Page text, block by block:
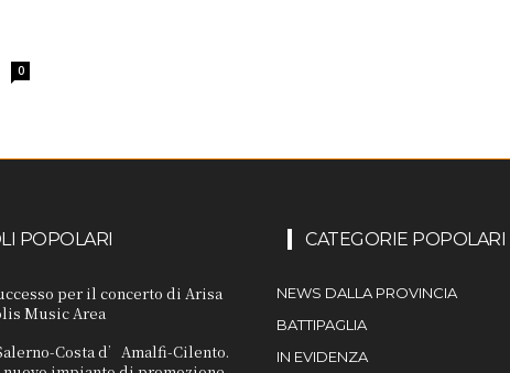
0
POPOLARI
per il concerto di Arisa
Music Area
Costa d’Amalfi-Cilento.
CATEGORIE POPOLARI
NEWS DALLA PROVINCIA
BATTIPAGLIA
IN EVIDENZA